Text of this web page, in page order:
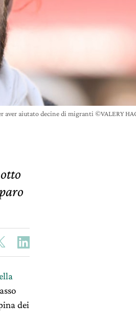
aiutato decine di migranti ©VALERY
dei